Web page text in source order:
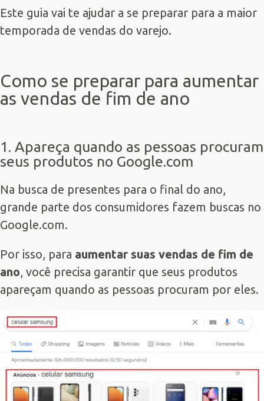
Este guia vai te ajudar a se preparar para a maior
temporada de vendas do varejo.
Como se preparar para aumentar
as vendas de fim de ano
1. Apareça quando as pessoas procuram
seus produtos no Google.com
Na busca de presentes para o final do ano,
grande parte dos consumidores fazem buscas no
Google.com.
Por isso, para aumentar suas vendas de fim de
ano, você precisa garantir que seus produtos
apareçam quando as pessoas procuram por eles.